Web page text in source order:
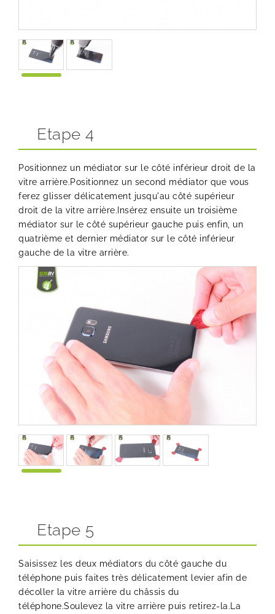
Etape 4
Positionnez un médiator sur le côté inférieur droit de la
vitre arrière.Positionnez un second médiator que vous
ferez glisser délicatement jusqu'au côté supérieur
droit de la vitre arrière.Insérez ensuite un troisième
médiator sur le côté supérieur gauche puis enfin, un
quatrième et dernier médiator sur le côté inférieur
gauche de la vitre arrière.
Etape 5
Saisissez les deux médiators du côté gauche du
téléphone puis faites très délicatement levier afin de
décoller la vitre arrière du châssis du
téléphone.Soulevez la vitre arrière puis retirez-la.La